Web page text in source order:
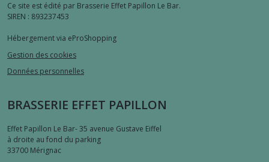
Ce site est édité par Brasserie Effet Papillon Le Bar.
SIREN : 893237453
Hébergement via eProShopping
Gestion des cookies
Données personnelles
BRASSERIE EFFET PAPILLON
Effet Papillon Le Bar- 35 avenue Gustave Eiffel
à droite au fond du parking
33700 Mérignac